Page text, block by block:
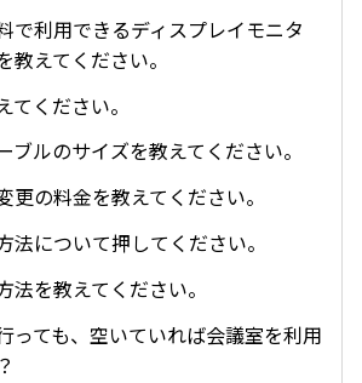
で利用できるディスプレイモニタ
教えてください。
てください。
ブルのサイズを教えてください。
更の料金を教えてください。
法について押してください。
法を教えてください。
っても、空いていれば会議室を利用